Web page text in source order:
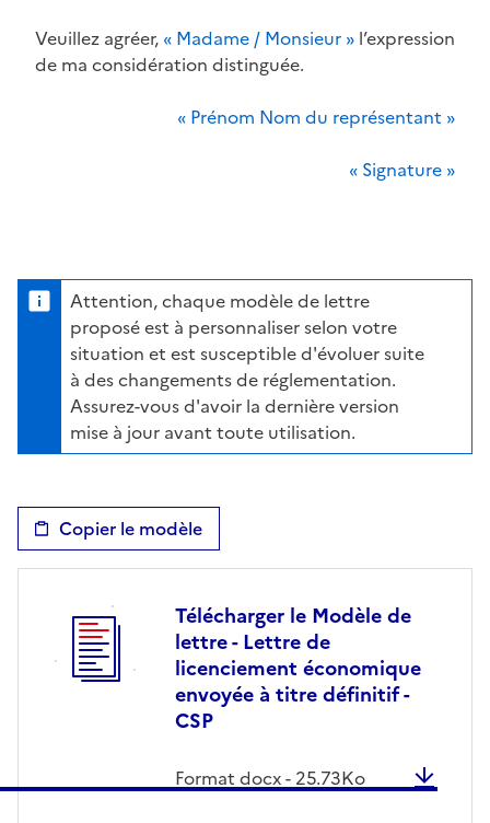
Veuillez agréer, « Madame / Monsieur » l’expression
de ma considération distinguée.
« Prénom Nom du représentant »
« Signature »
Attention, chaque modèle de lettre
proposé est à personnaliser selon votre
situation et est susceptible d'évoluer suite
à des changements de réglementation.
Assurez-vous d'avoir la dernière version
mise à jour avant toute utilisation.
Copier le modèle
Télécharger le Modèle de
lettre - Lettre de
licenciement économique
envoyée à titre définitif -
CSP
Format docx- 25.73Ko